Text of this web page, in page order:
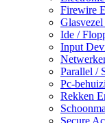
Firewire
Ide /
Input
Parallel /
Pc-
Rekken